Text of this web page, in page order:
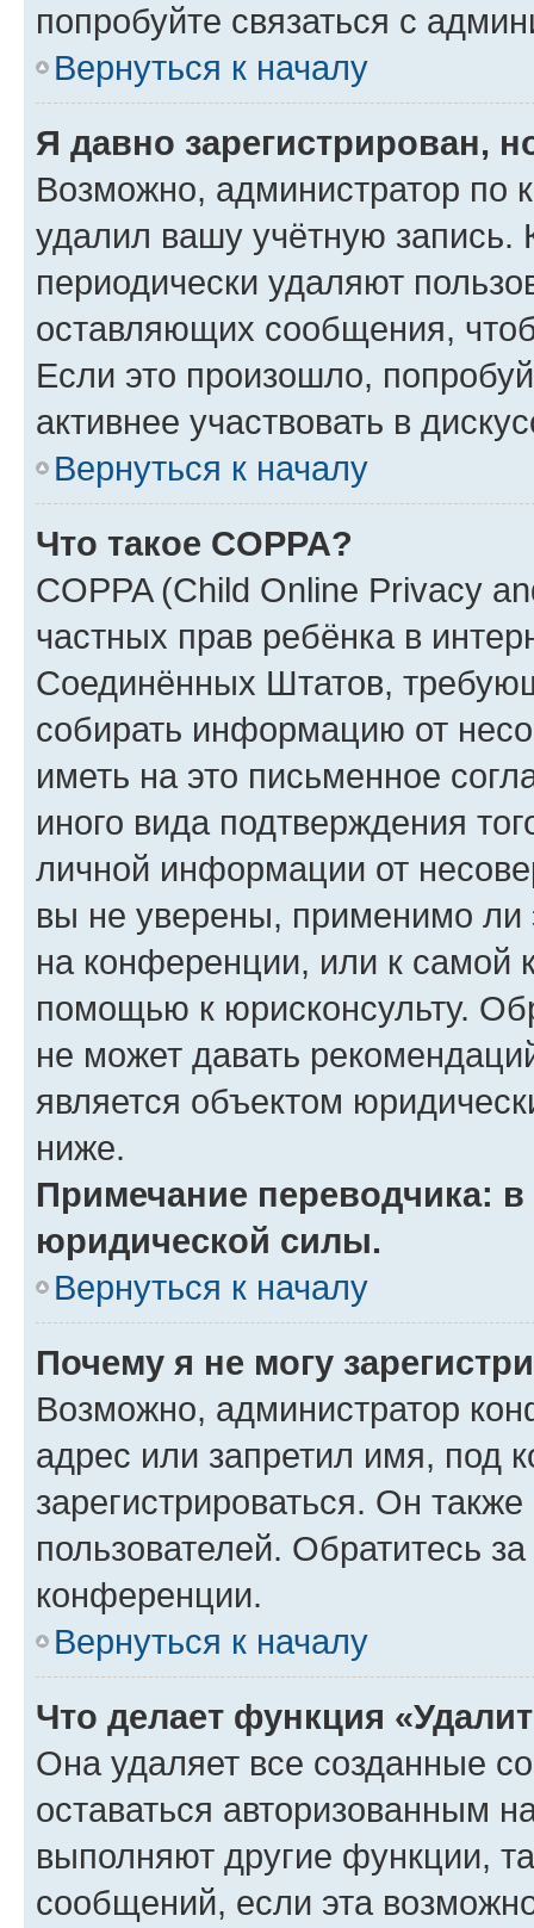
попробуйте связаться с
Вернуться к началу
Я давно зарегистрирован,
Возможно, администратор по
удалил вашу учётную запись.
периодически удаляют
оставляющих сообщения,
Если это произошло,
активнее участвовать в
Вернуться к началу
Что такое COPPA?
COPPA (Child Online Privacy
частных прав ребёнка в
Соединённых Штатов,
собирать информацию от
иметь на это письменное
иного вида подтверждения
личной информации от
вы не уверены, применимо ли
на конференции, или к самой
помощью к юрисконсульту.
не может давать
является объектом
ниже.
Примечание переводчика:
юридической силы.
Вернуться к началу
Почему я не могу
Возможно, администратор
адрес или запретил имя, под
зарегистрироваться. Он
пользователей. Обратитесь
конференции.
Вернуться к началу
Что делает функция
Она удаляет все созданные
оставаться авторизованным
выполняют другие функции,
сообщений, если эта